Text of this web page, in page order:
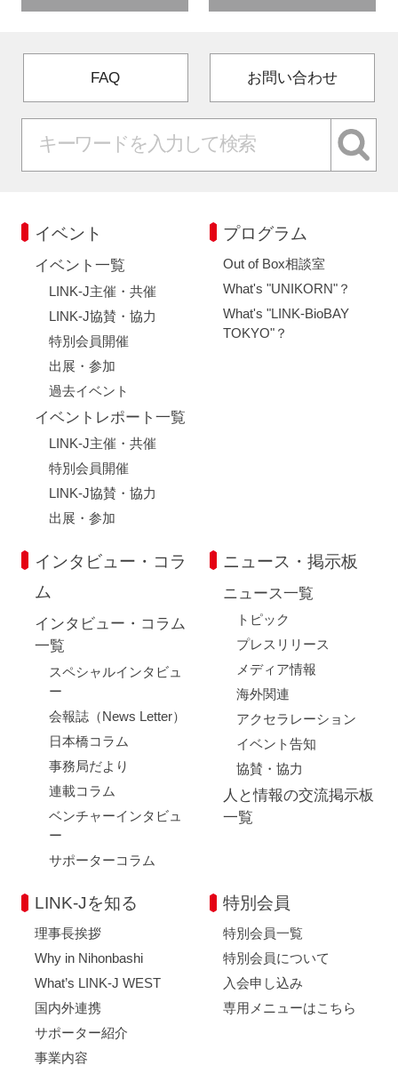
FAQ お問い合わせ
イベント
イベント一覧
LINK-J主催・共催
LINK-J協賛・協力
特別会員開催
出展・参加
過去イベント
イベントレポート一覧
LINK-J主催・共催
特別会員開催
LINK-J協賛・協力
出展・参加
プログラム
Out of Box相談室
What's "UNIKORN"？
What's "LINK-BioBAY
TOKYO"？
インタビュー・コラ
ム
インタビュー・コラム
一覧
スペシャルインタビュ
ー
会報誌（News Letter）
日本橋コラム
事務局だより
連載コラム
ベンチャーインタビュ
ー
サポーターコラム
ニュース・掲示板
ニュース一覧
トピック
プレスリリース
メディア情報
海外関連
アクセラレーション
イベント告知
協賛・協力
人と情報の交流掲示板
一覧
LINK-Jを知る
理事長挨拶
Why in Nihonbashi
What’s LINK-J WEST
国内外連携
サポーター紹介
事業内容
特別会員
特別会員一覧
特別会員について
入会申し込み
専用メニューはこちら